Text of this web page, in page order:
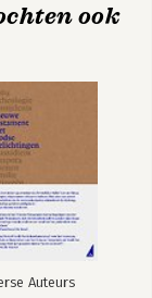
ook
Auteurs